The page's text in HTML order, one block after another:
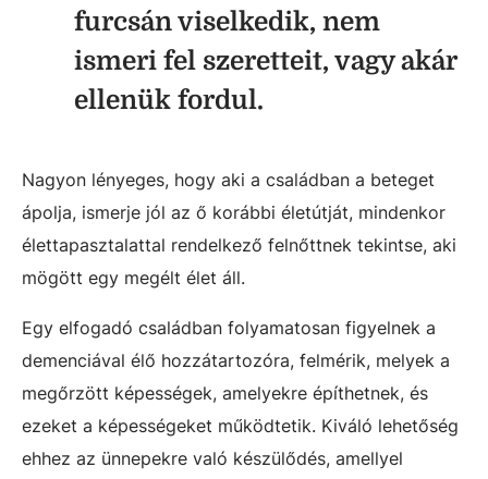
furcsán viselkedik, nem
ismeri fel szeretteit, vagy akár
ellenük fordul.
Nagyon lényeges, hogy aki a családban a beteget
ápolja, ismerje jól az ő korábbi életútját, mindenkor
élettapasztalattal rendelkező felnőttnek tekintse, aki
mögött egy megélt élet áll.
Egy elfogadó családban folyamatosan figyelnek a
demenciával élő hozzátartozóra, felmérik, melyek a
megőrzött képességek, amelyekre építhetnek, és
ezeket a képességeket működtetik. Kiváló lehetőség
ehhez az ünnepekre való készülődés, amellyel